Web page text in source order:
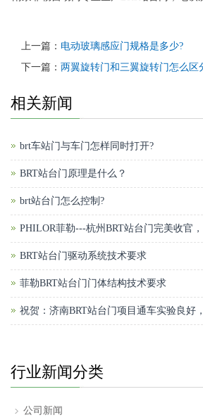
上一篇： 电动玻璃感应门规格是多少?
下一篇： 两翼旋转门和三翼旋转门怎么区
相关新闻
brt车站门与车门怎样同时打开?
BRT站台门原理是什么？
brt站台门怎么控制?
PHILOR菲勒---杭州BRT站台门完美收官
BRT站台门驱动系统技术要求
菲勒BRT站台门门体结构技术要求
祝贺：济南BRT站台门项目通车实验良好
行业新闻分类
公司新闻